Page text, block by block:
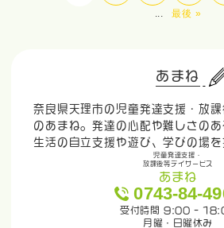
... 最後 »
あまね
奈良県天理市の児童発達支援・放
のあまね。発達の心配や難しさの
生活の自立支援や遊び、学びの場を
児童発達支援・
放課後等デイサービス
あまね
0743-84-
受付時間 9:00 -
月曜・日曜休み